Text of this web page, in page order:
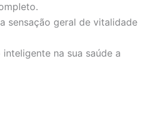
sensação geral de vitalidade
na sua saúde a